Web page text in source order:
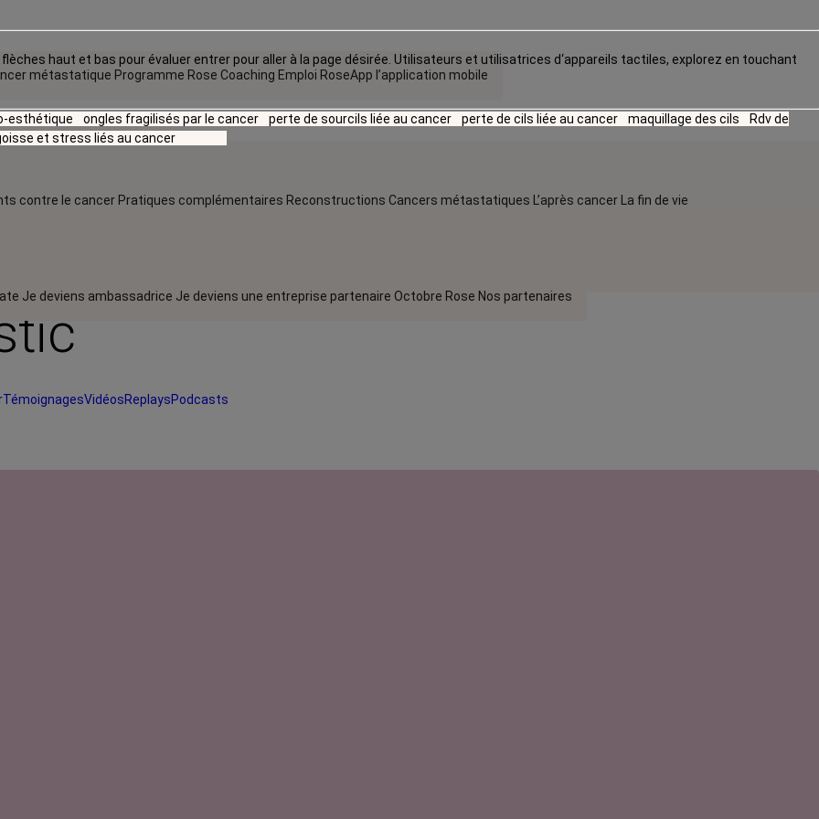
métastatique Programme Rose Coaching Emploi RoseApp l’application mobile
contre le cancer Pratiques complémentaires Reconstructions Cancers métastatiques L’après cancer La fin de vie
Je deviens ambassadrice Je deviens une entreprise partenaire Octobre Rose Nos partenaires
haut et bas pour évaluer entrer pour aller à la page désirée. Utilisateurs et utilisatrices d‘appareils tactiles, explorez en touchant
esthétique ongles fragilisés par le cancer perte de sourcils liée au cancer perte de cils liée au cancer maquillage des cils
Rdv de
et stress liés au cancer
TémoignagesVidéosReplaysPodcasts